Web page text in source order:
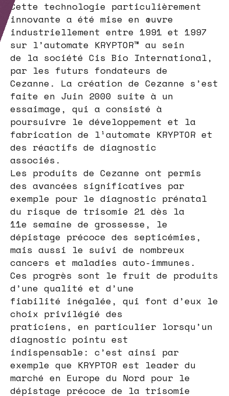
Cette technologie particulièrement
innovante a été mise en œuvre
industriellement entre 1991 et 1997
sur l’automate KRYPTOR™ au sein
de la société Cis Bio International,
par les futurs fondateurs de
Cezanne. La création de Cezanne s’est
faite en Juin 2000 suite à un
essaimage, qui a consisté à
poursuivre le développement et la
fabrication de l¹automate KRYPTOR et
des réactifs de diagnostic
associés.
Les produits de Cezanne ont permis
des avancées significatives par
exemple pour le diagnostic prénatal
du risque de trisomie 21 dès la
11e semaine de grossesse, le
dépistage précoce des septicémies,
mais aussi le suivi de nombreux
cancers et maladies auto-immunes.
Ces progrès sont le fruit de produits
d’une qualité et d’une
fiabilité inégalée, qui font d’eux le
choix privilégié des
praticiens, en particulier lorsqu’un
diagnostic pointu est
indispensable: c’est ainsi par
exemple que KRYPTOR est leader du
marché en Europe du Nord pour le
dépistage précoce de la trisomie